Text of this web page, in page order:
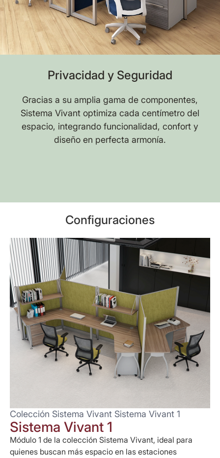
Privacidad y Seguridad
Gracias a su amplia gama de componentes,
Sistema Vivant optimiza cada centímetro del
espacio, integrando funcionalidad, confort y
diseño en perfecta armonía.
Configuraciones
Colección Sistema Vivant Sistema Vivant 1
Sistema Vivant 1
Módulo 1 de la colección Sistema Vivant, ideal para
quienes buscan más espacio en las estaciones